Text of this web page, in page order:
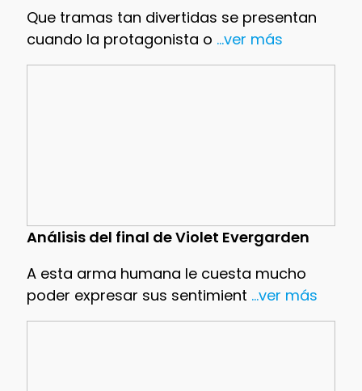
Que tramas tan divertidas se presentan
cuando la protagonista o ...ver más
Análisis del final de Violet Evergarden
A esta arma humana le cuesta mucho
poder expresar sus sentimient ...ver más